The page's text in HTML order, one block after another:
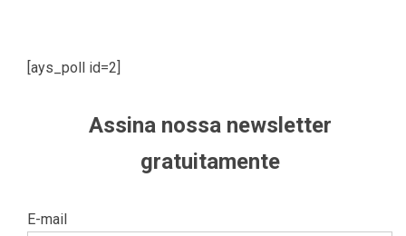
[ays_poll id=2]
Assina nossa newsletter
gratuitamente
E-mail